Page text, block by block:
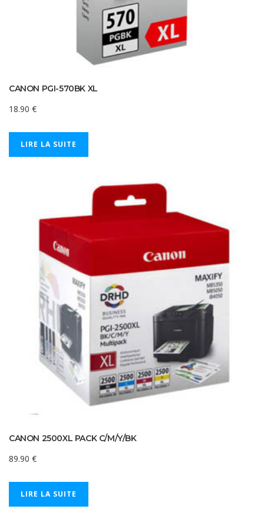
CANON PGI-570BK XL
18.90 €
LIRE LA SUITE
CANON 2500XL PACK C/M/Y/BK
89.90 €
LIRE LA SUITE